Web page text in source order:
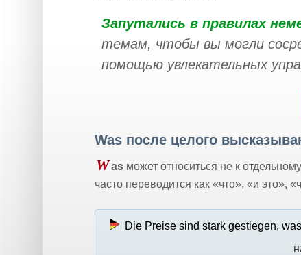
Запутались в правилах
темам, чтобы вы могли
помощью увлекательных
Was после целого
Was может относиться не к
часто переводится как «что», «и это»,
Die Preise sind stark gestiegen,